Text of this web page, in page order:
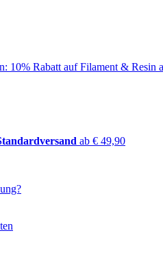
10% Rabatt auf Filament & Resin
ab € 49,90